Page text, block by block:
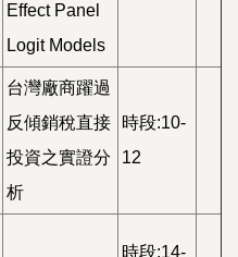
Effect Panel
Logit Models
台灣廠商躍過
反傾銷稅直接
投資之實證分
析
時段:10-
12
時段:14-